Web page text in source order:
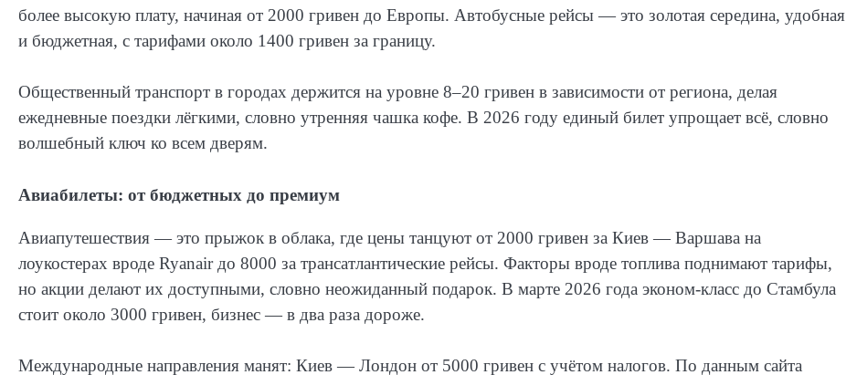
более высокую плату, начиная от 2000 гривен до Европы. Автобусные рейсы — это золотая середина, удобная
и бюджетная, с тарифами около 1400 гривен за границу.
Общественный транспорт в городах держится на уровне 8–20 гривен в зависимости от региона, делая
ежедневные поездки лёгкими, словно утренняя чашка кофе. В 2026 году единый билет упрощает всё, словно
волшебный ключ ко всем дверям.
Авиабилеты: от бюджетных до премиум
Авиапутешествия — это прыжок в облака, где цены танцуют от 2000 гривен за Киев — Варшава на
лоукостерах вроде Ryanair до 8000 за трансатлантические рейсы. Факторы вроде топлива поднимают тарифы,
но акции делают их доступными, словно неожиданный подарок. В марте 2026 года эконом-класс до Стамбула
стоит около 3000 гривен, бизнес — в два раза дороже.
Международные направления манят: Киев — Лондон от 5000 гривен с учётом налогов. По данным сайта